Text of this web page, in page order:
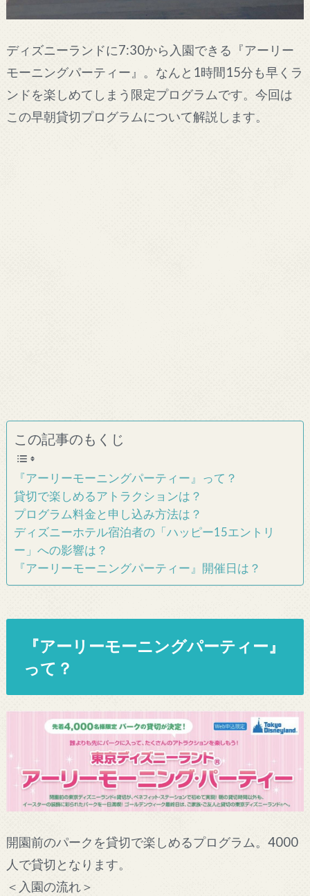
ディズニーランドに7:30から入園できる『アーリー
モーニングパーティー』。なんと1時間15分も早くラ
ンドを楽しめてしまう限定プログラムです。今回は
この早朝貸切プログラムについて解説します。
この記事のもくじ
『アーリーモーニングパーティー』って？
貸切で楽しめるアトラクションは？
プログラム料金と申し込み方法は？
ディズニーホテル宿泊者の「ハッピー15エントリ
ー」への影響は？
『アーリーモーニングパーティー』開催日は？
『アーリーモーニングパーティー』
って？
開園前のパークを貸切で楽しめるプログラム。4000
人で貸切となります。
＜入園の流れ＞